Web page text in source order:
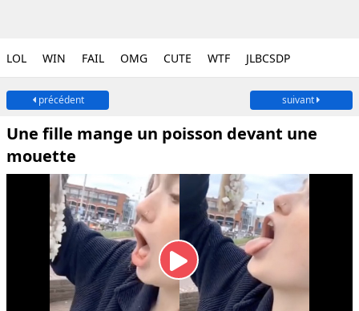
LOL WIN FAIL OMG CUTE WTF JLBCSDP
précédent suivant
Une fille mange un poisson devant une
mouette